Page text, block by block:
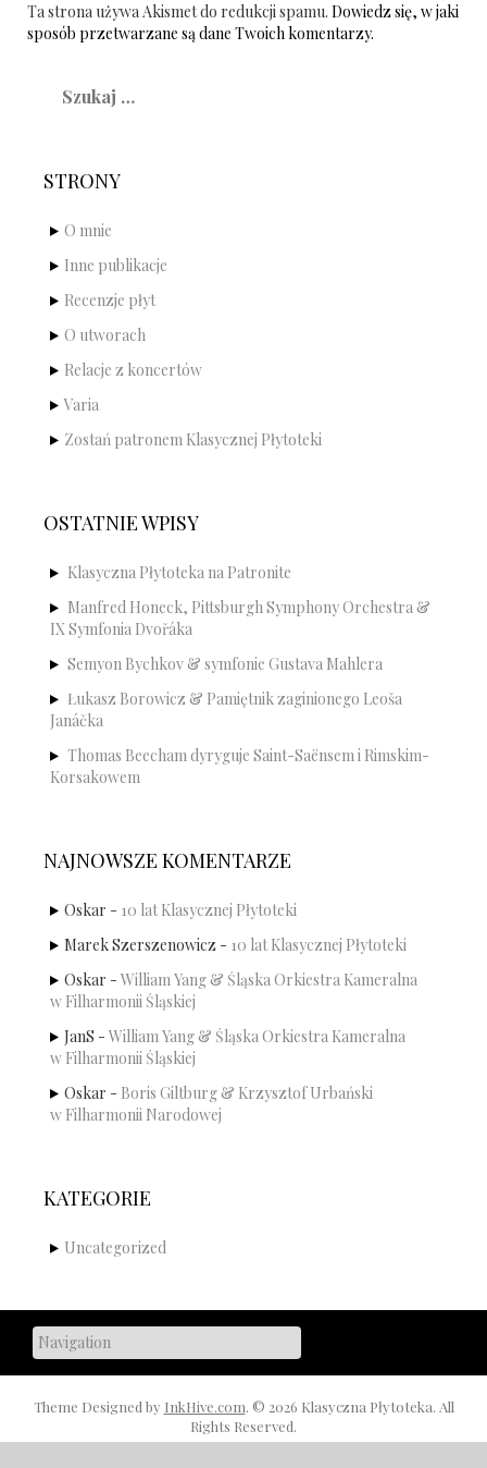
Ta strona używa Akismet do redukcji spamu. Dowiedz się, w jaki
sposób przetwarzane są dane Twoich komentarzy.
STRONY
O mnie
Inne publikacje
Recenzje płyt
O utworach
Relacje z koncertów
Varia
Zostań patronem Klasycznej Płytoteki
OSTATNIE WPISY
Klasyczna Płytoteka na Patronite
Manfred Honeck, Pittsburgh Symphony Orchestra &
IX Symfonia Dvořáka
Semyon Bychkov & symfonie Gustava Mahlera
Łukasz Borowicz & Pamiętnik zaginionego Leoša
Janáčka
Thomas Beecham dyryguje Saint-Saënsem i Rimskim-
Korsakowem
NAJNOWSZE KOMENTARZE
Oskar - 10 lat Klasycznej Płytoteki
Marek Szerszenowicz - 10 lat Klasycznej Płytoteki
Oskar - William Yang & Śląska Orkiestra Kameralna
w Filharmonii Śląskiej
JanS - William Yang & Śląska Orkiestra Kameralna
w Filharmonii Śląskiej
Oskar - Boris Giltburg & Krzysztof Urbański
w Filharmonii Narodowej
KATEGORIE
Uncategorized
Theme Designed by InkHive.com. © 2026 Klasyczna Płytoteka. All
Rights Reserved.